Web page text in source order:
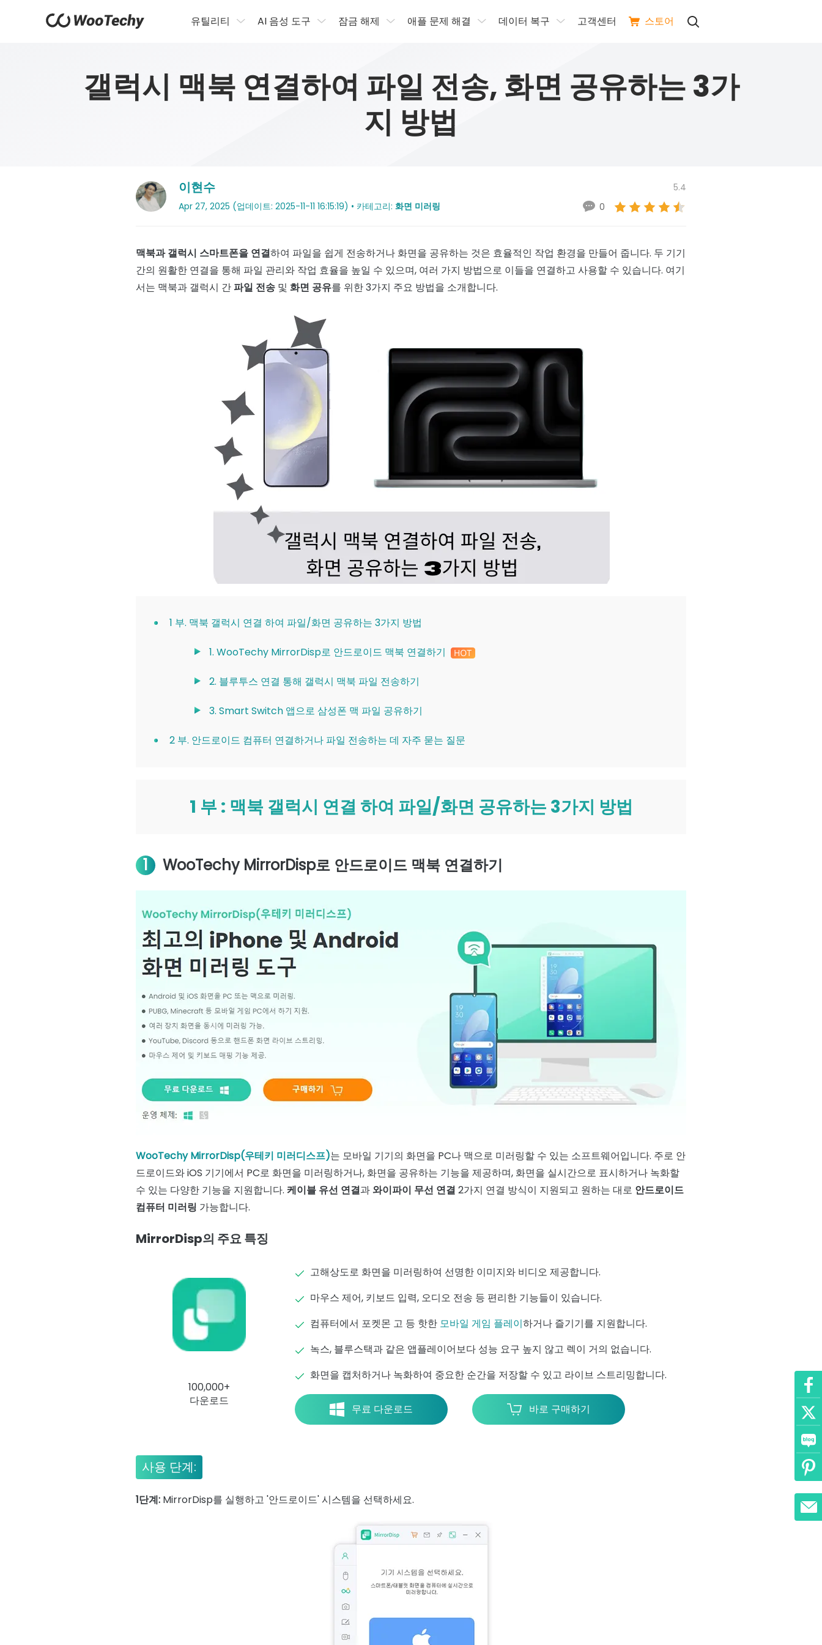
유틸리티 AI 음성 도구 잠금 해제 애플 문제 해결 데이터 복구 고객센터 스토어
갤럭시 맥북 연결하여 파일 전송, 화면 공유하는 3가
지 방법
이현수
Apr 27, 2025 (업데이트: 2025-11-11 16:15:19) • 카테고리: 화면 미러링
5.4
0
맥북과 갤럭시 스마트폰을 연결하여 파일을 쉽게 전송하거나 화면을 공유하는 것은 효율적인 작업 환경을 만들어 줍니다. 두 기기
간의 원활한 연결을 통해 파일 관리와 작업 효율을 높일 수 있으며, 여러 가지 방법으로 이들을 연결하고 사용할 수 있습니다. 여기
서는 맥북과 갤럭시 간파일 전송 및 화면 공유를 위한 3가지 주요 방법을 소개합니다.
1 부. 맥북 갤럭시 연결 하여 파일/화면 공유하는 3가지 방법
1. WooTechy MirrorDisp로 안드로이드 맥북 연결하기
2. 블루투스 연결 통해 갤럭시 맥북 파일 전송하기
3. Smart Switch 앱으로 삼성폰 맥 파일 공유하기
2 부. 안드로이드 컴퓨터 연결하거나 파일 전송하는 데 자주 묻는 질문
1 부 : 맥북 갤럭시 연결 하여 파일/화면 공유하는 3가지 방법
1 WooTechy MirrorDisp로 안드로이드 맥북 연결하기
WooTechy MirrorDisp(우테키 미러디스프)는 모바일 기기의 화면을 PC나 맥으로 미러링할 수 있는 소프트웨어입니다. 주로 안
드로이드와 iOS 기기에서 PC로 화면을 미러링하거나, 화면을 공유하는 기능을 제공하며, 화면을 실시간으로 표시하거나 녹화할
수 있는 다양한 기능을 지원합니다. 케이블 유선 연결과 와이파이 무선 연결 2가지 연결 방식이 지원되고 원하는 대로 안드로이드
컴퓨터 미러링 가능합니다.
MirrorDisp의 주요 특징
100,000+
다운로드
고해상도로 화면을 미러링하여 선명한 이미지와 비디오 제공합니다.
마우스 제어, 키보드 입력, 오디오 전송 등 편리한 기능들이 있습니다.
컴퓨터에서 포켓몬 고 등 핫한 모바일 게임 플레이하거나 즐기기를 지원합니다.
녹스, 블루스택과 같은 앱플레이어보다 성능 요구 높지 않고 렉이 거의 없습니다.
화면을 캡처하거나 녹화하여 중요한 순간을 저장할 수 있고 라이브 스트리밍합니다.
무료 다운로드 바로 구매하기
사용 단계:
1단계: MirrorDisp를 실행하고 '안드로이드' 시스템을 선택하세요.